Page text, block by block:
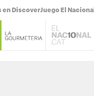
en DiscoverJuego El Nacional